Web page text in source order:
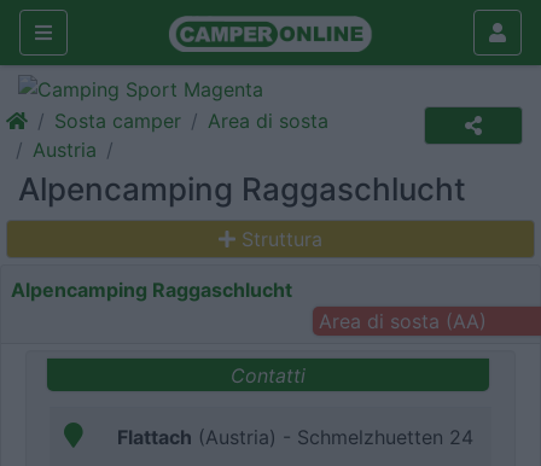
Sosta camper
Area di sosta
Austria
Alpencamping Raggaschlucht
Struttura
Alpencamping Raggaschlucht
Area di sosta (AA)
Contatti
Flattach (Austria) - Schmelzhuetten 24